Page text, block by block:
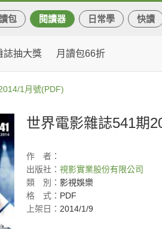
包 閱讀器 日常學 快讀
誌抽大獎 月讀包66折
1月號(PDF)
世界電影雜誌541期
作
者：
出版社： 視影實業股份有限公司
類
別： 影視娛樂
格
式： PDF
上架日： 2014/1/9